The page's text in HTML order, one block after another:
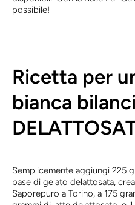
possibile!
Ricetta per
bianca
Semplicemente aggiungi 225
base di gelato delattosata,
Saporepuro a Torino, a 175